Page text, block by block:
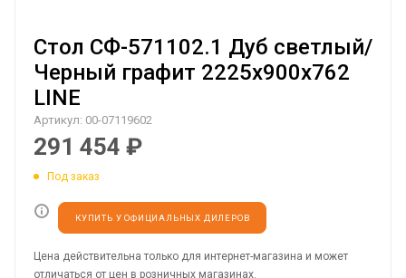
Стол СФ-571102.1 Дуб светлый/
Черный графит 2225х900х762
LINE
Артикул: 00-07119602
291 454 ₽
Под заказ
КУПИТЬ У ОФИЦИАЛЬНЫХ ДИЛЕРОВ
Цена действительна только для интернет-магазина и может
отличаться от цен в розничных магазинах.